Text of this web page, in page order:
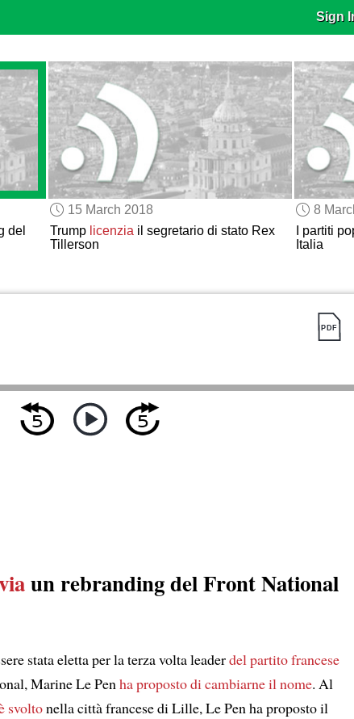
Sign
del
15 March 2018
Trump licenziail segretario di stato Rex
Tillerson
8
I partiti
Italia
un rebranding del Front National
stata eletta per la terza volta leaderdel partito francese
Marine Le Penha proposto di cambiarne il nome. Al
svoltonella città francese di Lille, Le Pen ha proposto il